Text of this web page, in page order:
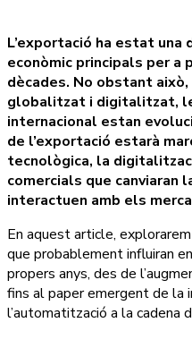
L’exportació ha estat
econòmic principals per a
dècades. No obstant això,
globalitzat i digitalitzat,
internacional estan
de l’exportació estarà
tecnològica, la
comercials que canviaran
interactuen amb els
En aquest article,
que probablement influiran
propers anys, des de
fins al paper emergent de la
l’automatització a la cadena